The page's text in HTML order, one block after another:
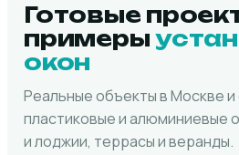
Готовые
примеры
окон
Реальные объекты в Москве и
пластиковые и алюминиевые
и лоджии, террасы и веранды.